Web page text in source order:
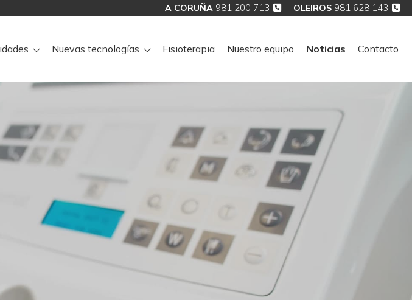
A CORUÑA 981 200 713 OLEIROS 981 628 143
Nuevas tecnologías Fisioterapia Nuestro equipo Noticias Contacto